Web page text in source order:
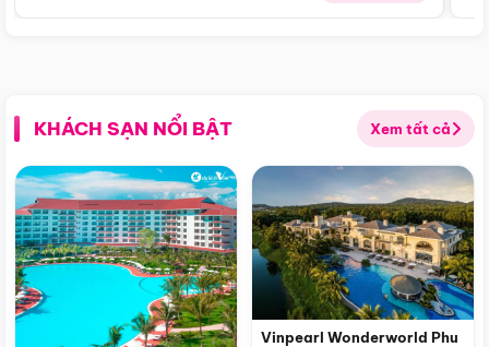
KHÁCH SẠN NỔI BẬT Xem tất cả
Vinpearl Wonderworld Phu